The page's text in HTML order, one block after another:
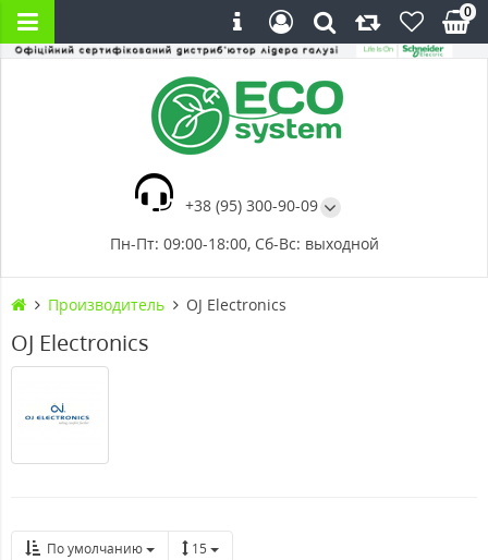
+38 (95) 300-90-09
Пн-Пт: 09:00-18:00, Сб-Вс: выходной
0
Производитель OJ Electronics
OJ Electronics
По умолчанию 15